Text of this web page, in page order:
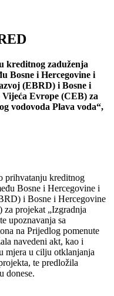
kreditnog zaduženja
Bosne i Hercegovine i
(EBRD) i Bosne i
Evrope (CEB) za
vodovoda Plava voda“,
prihvatanju kreditnog
Bosne i Hercegovine i
i Bosne i Hercegovine
projekat „Izgradnja
upoznavanja sa
na Prijedlog pomenute
navedeni akt, kao i
mjera u cilju otklanjanja
te predložila
donese.